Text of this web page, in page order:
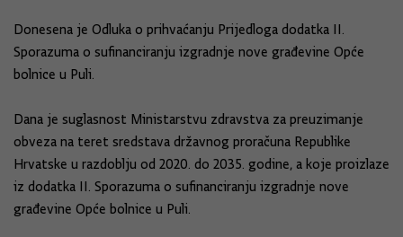
Donesena je Odluka o prihvaćanju Prijedloga dodatka II.
Sporazuma o sufinanciranju izgradnje nove građevine Opće
bolnice u Puli.
Dana je suglasnost Ministarstvu zdravstva za preuzimanje
obveza na teret sredstava državnog proračuna Republike
Hrvatske u razdoblju od 2020. do 2035. godine, a koje proizlaze
iz dodatka II. Sporazuma o sufinanciranju izgradnje nove
građevine Opće bolnice u Puli.